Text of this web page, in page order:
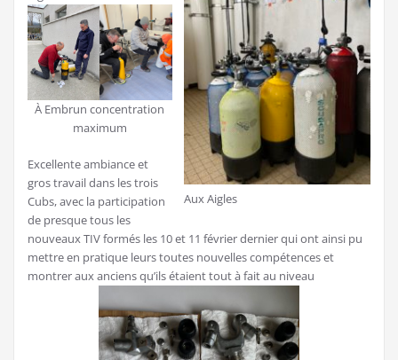
Aux Aigles
À Embrun concentration
maximum
Excellente ambiance et
gros travail dans les trois
Cubs, avec la participation
de presque tous les
nouveaux TIV formés les 10 et 11 février dernier qui ont ainsi pu
mettre en pratique leurs toutes nouvelles compétences et
montrer aux anciens qu’ils étaient tout à fait au niveau